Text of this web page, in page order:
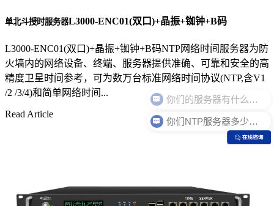
单北斗授时服务器L3000-ENC01(双口)+晶振+铷钟+B码
L3000-ENC01(双口)+晶振+铷钟+B码NTP网络时间服务器为防
火墙内的网络设备、终端、服务器提供准确、可靠和安全的高
精度卫星时间参考，可为数万台标准网络时间协议(NTP,含V1
/2 /3/4)和简单网络时间...
Read Article